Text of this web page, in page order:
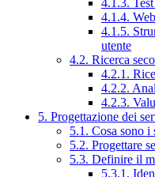
4.1.3.
4.1.4.
4.1.5.
utente
4.2. Ricerca
4.2.1.
4.2.2.
4.2.3.
5. Progettazione dei
5.1. Cosa sono i
5.2. Progettare
5.3. Definire il
5.3.1.